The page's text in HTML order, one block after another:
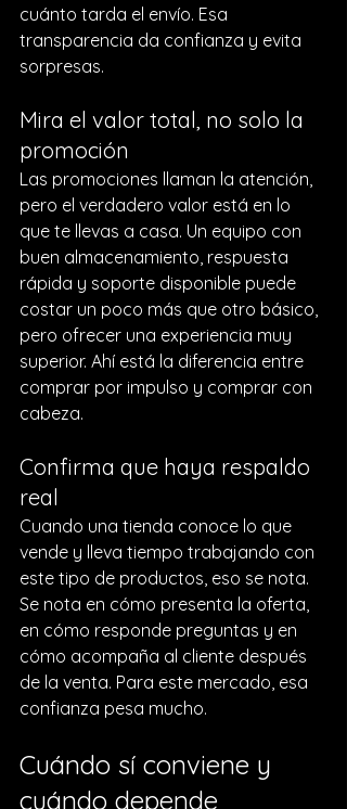
cuánto tarda el envío. Esa
transparencia da confianza y evita
sorpresas.
Mira el valor total, no solo la
promoción
Las promociones llaman la atención,
pero el verdadero valor está en lo
que te llevas a casa. Un equipo con
buen almacenamiento, respuesta
rápida y soporte disponible puede
costar un poco más que otro básico,
pero ofrecer una experiencia muy
superior. Ahí está la diferencia entre
comprar por impulso y comprar con
cabeza.
Confirma que haya respaldo
real
Cuando una tienda conoce lo que
vende y lleva tiempo trabajando con
este tipo de productos, eso se nota.
Se nota en cómo presenta la oferta,
en cómo responde preguntas y en
cómo acompaña al cliente después
de la venta. Para este mercado, esa
confianza pesa mucho.
Cuándo sí conviene y
cuándo depende